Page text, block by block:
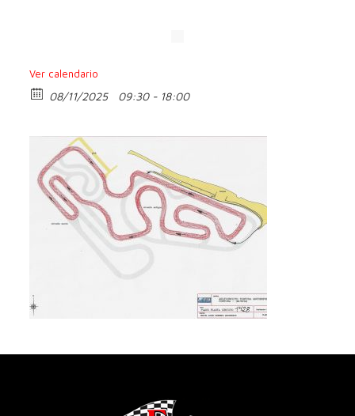
Ver calendario
08/11/2025 09:30 - 18:00